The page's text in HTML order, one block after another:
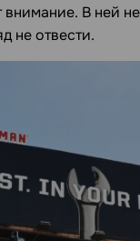
внимание. В ней
не отвести.